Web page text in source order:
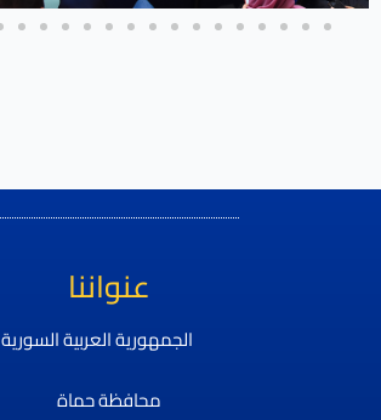
عنواننا
الجمهورية العربية السورية
محافظة حماة